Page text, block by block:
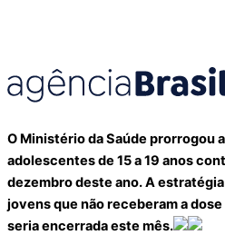
O Ministério da Saúde prorrogou
adolescentes de 15 a 19 anos
dezembro deste ano. A
jovens que não receberam a
seria encerrada este mês.